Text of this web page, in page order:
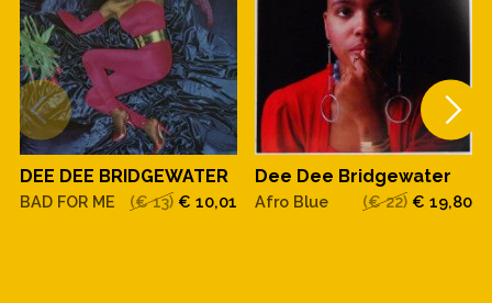
DEE DEE BRIDGEWATER
BAD FOR ME (€ 13) € 10,01
Dee Dee Bridgewater
Afro Blue (€ 22) € 19,80